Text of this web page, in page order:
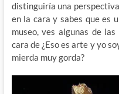
distinguiría una
en la cara y sabes que es
museo, ves algunas de
cara de ¿Eso es arte y yo
mierda muy gorda?